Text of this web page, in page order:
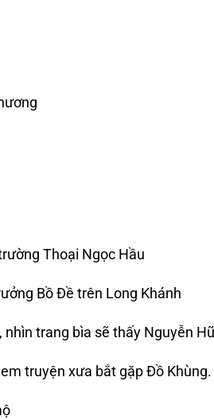
Thoại Ngọc Hầu
Bồ Đề trên Long Khánh
trang bìa sẽ thấy Nguyễn
truyện xưa bắt gặp Đồ Khùng.